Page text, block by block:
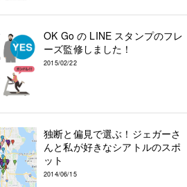
OK Go の LINE スタンプのフレ
ーズ監修しました！
2015/02/22
独断と偏見で選ぶ！ジェガーさ
んと私が好きなシアトルのスポ
ット
2014/06/15